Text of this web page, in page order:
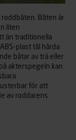
Båten är
liten
än traditionella
plast tål hårda
båtar av trä eller
akterspegeln kan
för att
av roddarens